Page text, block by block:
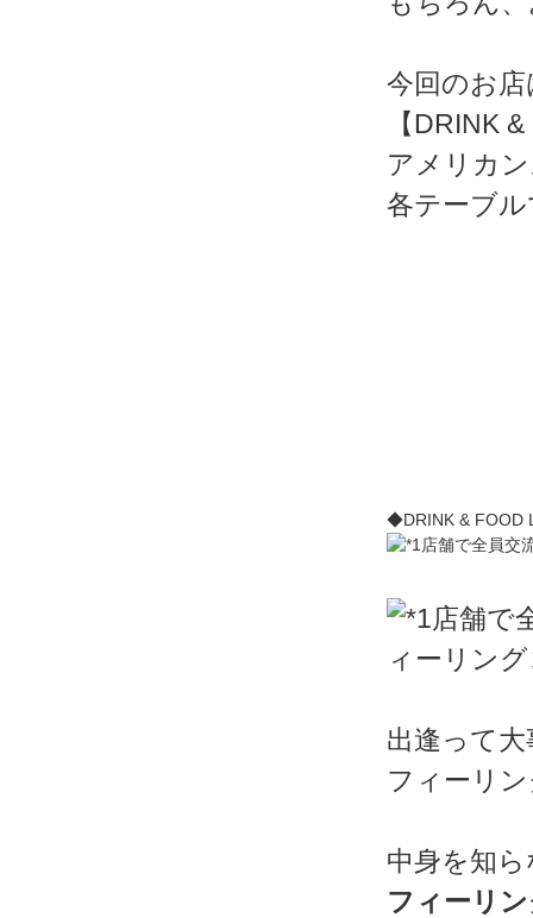
今回のお
【DRINK
アメリカ
各テーブ
◆DRINK & FOOD
出逢って
フィーリ
中身を知
フィーリ